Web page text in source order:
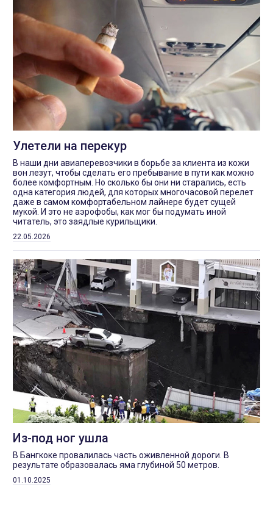
Улетели на перекур
В наши дни авиаперевозчики в борьбе за клиента из кожи
вон лезут, чтобы сделать его пребывание в пути как можно
более комфортным. Но сколько бы они ни старались, есть
одна категория людей, для которых многочасовой перелет
даже в самом комфортабельном лайнере будет сущей
мукой. И это не аэрофобы, как мог бы подумать иной
читатель, это заядлые курильщики.
22.05.2026
Из-под ног ушла
В Бангкоке провалилась часть оживленной дороги. В
результате образовалась яма глубиной 50 метров.
01.10.2025